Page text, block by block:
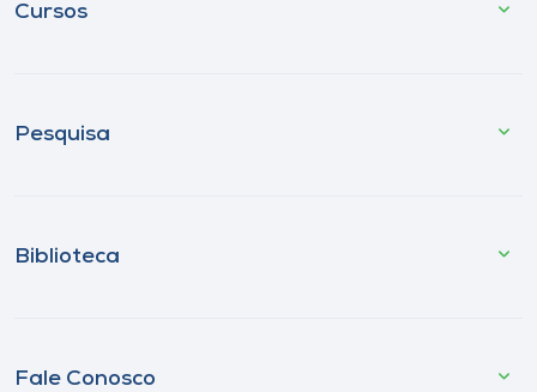
Cursos
Pesquisa
Biblioteca
Fale Conosco